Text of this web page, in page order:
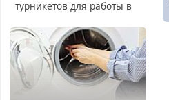
турникетов для работы в
(мужчины, женщины).
Прием по ТК РФ. График
работы любой.
Бесплатное проживание.
З/п – до 96000 рублей до